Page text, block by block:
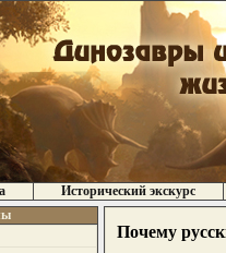
Исторический экскурс
Почему